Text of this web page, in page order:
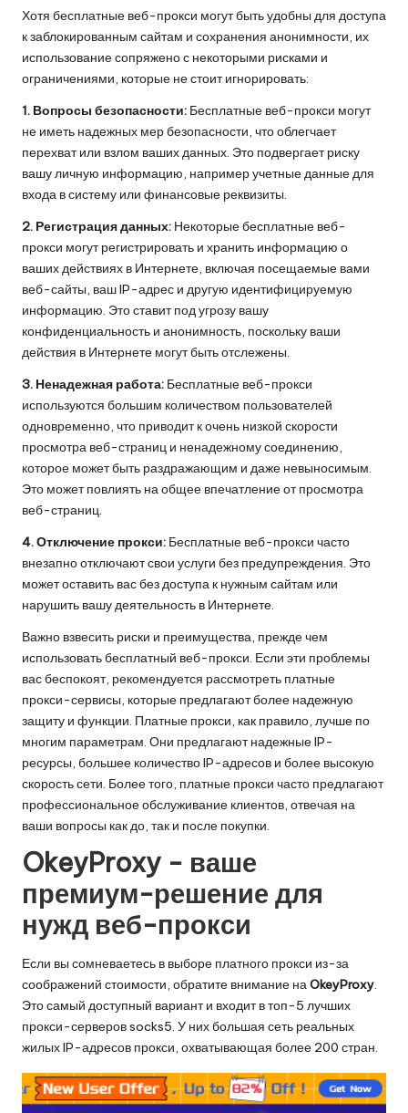
Хотя бесплатные веб-прокси могут быть удобны для доступа
к заблокированным сайтам и сохранения анонимности, их
использование сопряжено с некоторыми рисками и
ограничениями, которые не стоит игнорировать:
1. Вопросы безопасности: Бесплатные веб-прокси могут
не иметь надежных мер безопасности, что облегчает
перехват или взлом ваших данных. Это подвергает риску
вашу личную информацию, например учетные данные для
входа в систему или финансовые реквизиты.
2. Регистрация данных: Некоторые бесплатные веб-
прокси могут регистрировать и хранить информацию о
ваших действиях в Интернете, включая посещаемые вами
веб-сайты, ваш IP-адрес и другую идентифицируемую
информацию. Это ставит под угрозу вашу
конфиденциальность и анонимность, поскольку ваши
действия в Интернете могут быть отслежены.
3. Ненадежная работа: Бесплатные веб-прокси
используются большим количеством пользователей
одновременно, что приводит к очень низкой скорости
просмотра веб-страниц и ненадежному соединению,
которое может быть раздражающим и даже невыносимым.
Это может повлиять на общее впечатление от просмотра
веб-страниц.
4. Отключение прокси: Бесплатные веб-прокси часто
внезапно отключают свои услуги без предупреждения. Это
может оставить вас без доступа к нужным сайтам или
нарушить вашу деятельность в Интернете.
Важно взвесить риски и преимущества, прежде чем
использовать бесплатный веб-прокси. Если эти проблемы
вас беспокоят, рекомендуется рассмотреть платные
прокси-сервисы, которые предлагают более надежную
защиту и функции. Платные прокси, как правило, лучше по
многим параметрам. Они предлагают надежные IP-
ресурсы, большее количество IP-адресов и более высокую
скорость сети. Более того, платные прокси часто предлагают
профессиональное обслуживание клиентов, отвечая на
ваши вопросы как до, так и после покупки.
OkeyProxy - ваше
премиум-решение для
нужд веб-прокси
Если вы сомневаетесь в выборе платного прокси из-за
соображений стоимости, обратите внимание наOkeyProxy.
Это самый доступный вариант и входит в топ-5 лучших
прокси-серверов socks5. У них большая сеть реальных
жилых IP-адресов прокси, охватывающая более 200 стран.